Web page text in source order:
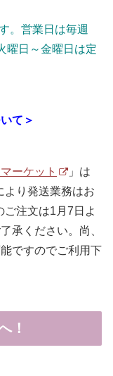
。営業日は毎週
曜日～金曜日は定
て＞
ーケット
」は
より発送業務はお
注文は1月7日よ
承ください。尚、
ですのでご利用下
！